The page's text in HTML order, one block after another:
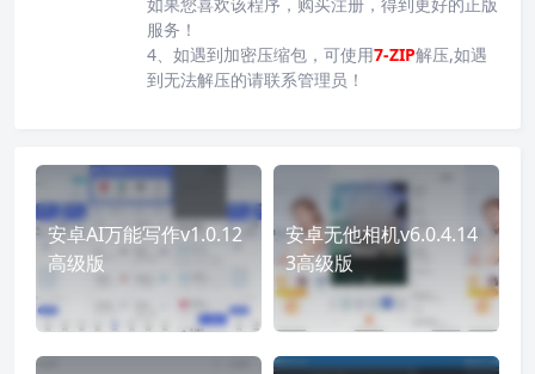
服务！
4、如遇到加密压缩包，可使用7-ZIP解压,如遇
到无法解压的请联系管理员！
安卓AI万能写作v1.0.12
高级版
安卓无他相机v6.0.4.14
3高级版